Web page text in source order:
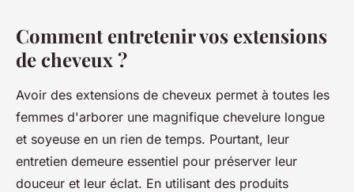
Comment entretenir vos extensions
de cheveux ?
Avoir des extensions de cheveux permet à toutes les
femmes d'arborer une magnifique chevelure longue
et soyeuse en un rien de temps. Pourtant, leur
entretien demeure essentiel pour préserver leur
douceur et leur éclat. En utilisant des produits